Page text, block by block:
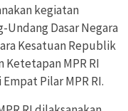
kegiatan
Undang Dasar Negara
Kesatuan Republik
Ketetapan MPR RI
Pilar MPR RI.